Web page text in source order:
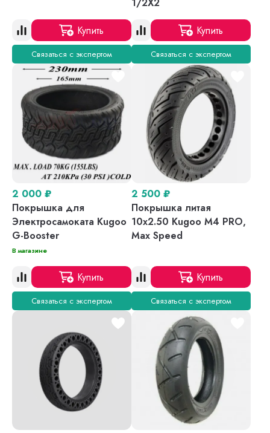
Купить
Связаться с экспертом
Купить
Связаться с экспертом
2 000 ₽
Покрышка для
Электросамоката Kugoo
G-Booster
В магазине
Купить
Связаться с экспертом
2 500 ₽
Покрышка литая
10х2.50 Kugoo M4 PRO,
Max Speed
Купить
Связаться с экспертом